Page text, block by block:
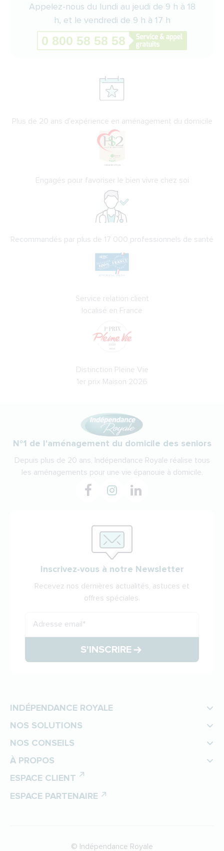
Appelez-nous du lundi au jeudi de 9 h à 18
h, et le vendredi de 9 h à 17 h
Plus de 20 ans d'expérience en aménagement du domicile
Engagés pour favoriser le bien vivre chez soi
Recommandés par plus de 17 000 professionnels de santé
Service relation client
localisé en France
Distinction Pleine Vie
1er prix Maison 2026
N°1 de l'aménagement du domicile des seniors
Depuis plus de 20 ans, Indépendance Royale réalise tous
les aménagements pour une vie épanouie à domicile.
Inscrivez-vous à notre Newsletter
Recevez nos dernières actualités, astuces et
offres spéciales.
Adresse email*
S'INSCRIRE
INDÉPENDANCE ROYALE
NOS SOLUTIONS
NOS CONSEILS
À PROPOS
ESPACE CLIENT
ESPACE PARTENAIRE
© Indépendance Royale